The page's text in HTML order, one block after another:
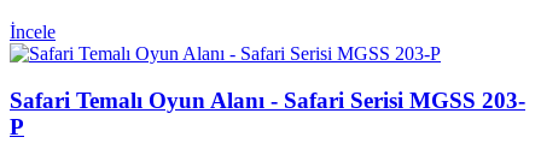
İncele
Safari Temalı Oyun Alanı - Safari Serisi MGSS 203-
P